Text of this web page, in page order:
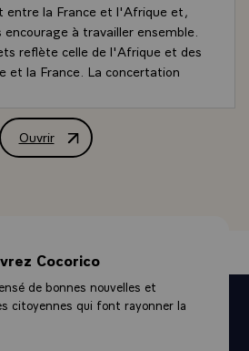
entre la France et l'Afrique et,
à travailler ensemble.
reflète celle de l'Afrique et des
et la France. La concertation
plus grande qui s'est imposée à
exigences du développement.
de suivre une partie de nos
a été précédé par un
parler. Elles sont, pourtant,
de ces réussites notamment,
inscrites dans l'initiative qu'avait
au sommet de Bamako, qui
vers la jeunesse et qui
Ouvrir
Conférence de presse conjointe de
Cocorico
de bonnes nouvelles et
citoyennes qui font rayonner la